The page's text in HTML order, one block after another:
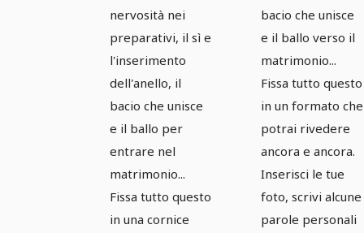
nervosità nei
preparativi, il sì e
l'inserimento
dell'anello, il
bacio che unisce
e il ballo per
entrare nel
matrimonio...
Fissa tutto questo
in una cornice
bacio che unisce
e il ballo verso il
matrimonio...
Fissa tutto questo
in un formato che
potrai rivedere
ancora e ancora.
Inserisci le tue
foto, scrivi alcune
parole personali